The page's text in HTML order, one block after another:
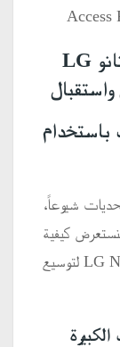
أسهل طريقة لبرمجة وربط 2 اكسس نانو LG
باستخدام
شيوعاً،
كيفية
استخدام جهازين Access Point من نوع LG Nano لتوسيع